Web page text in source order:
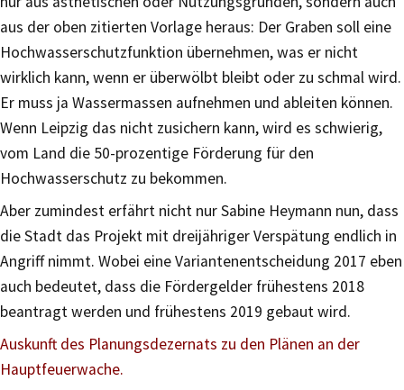
aus der oben zitierten Vorlage heraus: Der Graben soll eine
Hochwasserschutzfunktion übernehmen, was er nicht
wirklich kann, wenn er überwölbt bleibt oder zu schmal wird.
Er muss ja Wassermassen aufnehmen und ableiten können.
Wenn Leipzig das nicht zusichern kann, wird es schwierig,
vom Land die 50-prozentige Förderung für den
Hochwasserschutz zu bekommen.
Aber zumindest erfährt nicht nur Sabine Heymann nun, dass
die Stadt das Projekt mit dreijähriger Verspätung endlich in
Angriff nimmt. Wobei eine Variantenentscheidung 2017 eben
auch bedeutet, dass die Fördergelder frühestens 2018
beantragt werden und frühestens 2019 gebaut wird.
Auskunft des Planungsdezernats zu den Plänen an der
Hauptfeuerwache.